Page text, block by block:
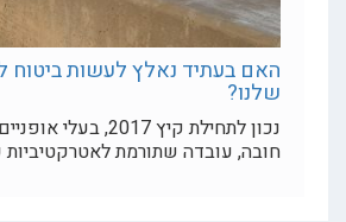
נאלץ לעשות ביטוח לאופניים
נכון לתחילת קיץ 2017, בעלי אופניים
עובדה שתורמת לאטרקטיביות של...